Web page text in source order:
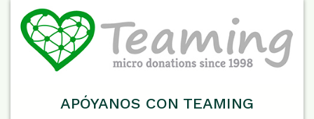
APÓYANOS CON TEAMING